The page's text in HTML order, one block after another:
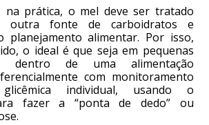
na prática, o mel deve ser tratado
outra fonte de carboidratos e
planejamento alimentar. Por isso,
o ideal é que seja em pequenas
dentro de uma alimentação
com monitoramento
individual, usando o
fazer a “ponta de dedo” ou